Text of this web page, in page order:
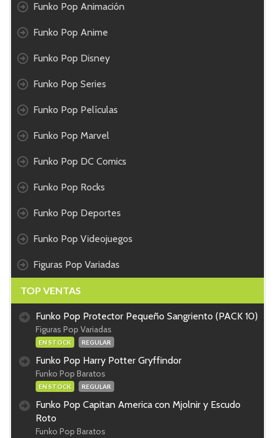
Funko Pop Animación
Funko Pop Anime
Funko Pop Disney
Funko Pop Series
Funko Pop Películas
Funko Pop Marvel
Funko Pop DC Comics
Funko Pop Rocks
Funko Pop Deportes
Funko Pop Videojuegos
Figuras Pop Variadas
TOP VENTAS
Funko Pop Protector Pequeño Sangriento (PACK 10)
Figuras Pop Variadas
EN STOCK REGULAR
Funko Pop Harry Potter Gryffindor
Funko Pop Baratos
EN STOCK REGULAR
Funko Pop Capitan America con Mjolnir y Escudo
Roto
Funko Pop Baratos